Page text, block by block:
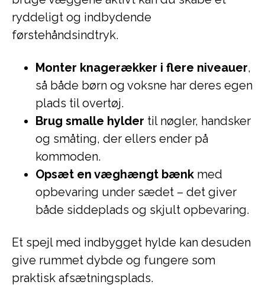
ryddeligt og indbydende
førstehåndsindtryk.
Monter knagerækker i flere niveauer,
så både børn og voksne har deres egen
plads til overtøj.
Brug smalle hylder til nøgler, handsker
og småting, der ellers ender på
kommoden.
Opsæt en væghængt bænk med
opbevaring under sædet – det giver
både siddeplads og skjult opbevaring.
Et spejl med indbygget hylde kan desuden
give rummet dybde og fungere som
praktisk afsætningsplads.